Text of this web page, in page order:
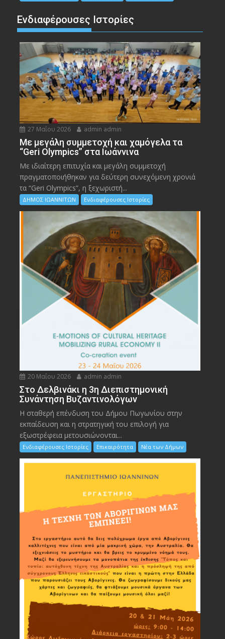
Ενδιαφέρουσες Ιστορίες
27 Μαΐου 2026 admin admin
Με μεγάλη συμμετοχή και χαμόγελα τα
“Geri Olympics” στα Ιωάννινα
Με ιδιαίτερη επιτυχία και μεγάλη συμμετοχή
πραγματοποιήθηκαν για δεύτερη συνεχόμενη χρονιά
τα “Geri Olympics”, η ξεχωριστή...
ΔΗΜΟΣ ΙΩΑΝΝΙΤΩΝ Ενδιαφέρουσες Ιστορίες
20 Μαΐου 2026 admin admin
Στο Δελβινάκι η 3η Διεπιστημονική
Συνάντηση Βυζαντινολόγων
Η σταθερή επένδυση του Δήμου Πωγωνίου στην
εκπαίδευση και η στρατηγική του επιλογή για
εξωστρέφεια μετουσιώνονται...
Ενδιαφέρουσες Ιστορίες Επικαιρότητα Νέα των Δήμων